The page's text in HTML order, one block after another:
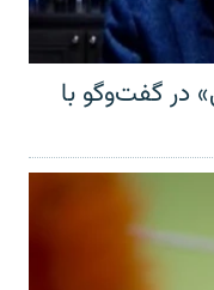
در گفت‌وگو با